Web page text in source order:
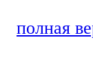
полная